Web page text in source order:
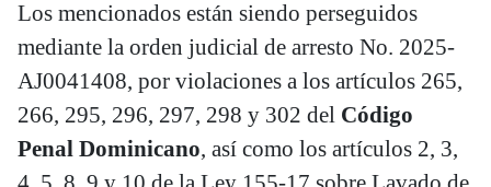
Los mencionados están siendo perseguidos
mediante la orden judicial de arresto No. 2025-
AJ0041408, por violaciones a los artículos 265,
266, 295, 296, 297, 298 y 302 del Código
Penal Dominicano, así como los artículos 2, 3,